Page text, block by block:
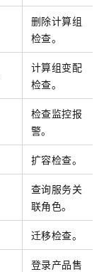
删除计算组
检查。
计算组变配
检查。
检查监控报
警。
扩容检查。
查询服务关
联角色。
迁移检查。
登录产品售